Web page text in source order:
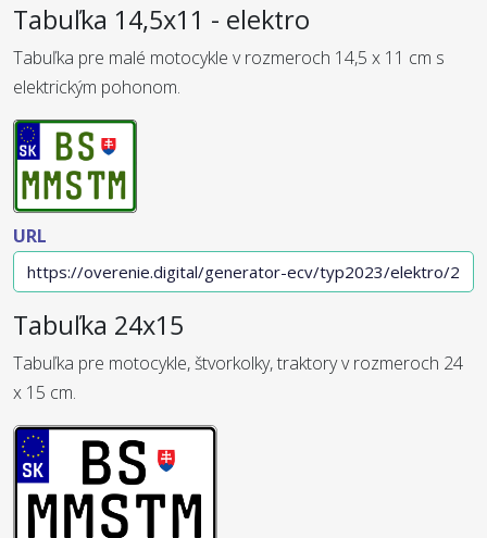
Tabuľka 14,5x11 - elektro
Tabuľka pre malé motocykle v rozmeroch 14,5 x 11 cm s
elektrickým pohonom.
URL
Tabuľka 24x15
Tabuľka pre motocykle, štvorkolky, traktory v rozmeroch 24
x 15 cm.